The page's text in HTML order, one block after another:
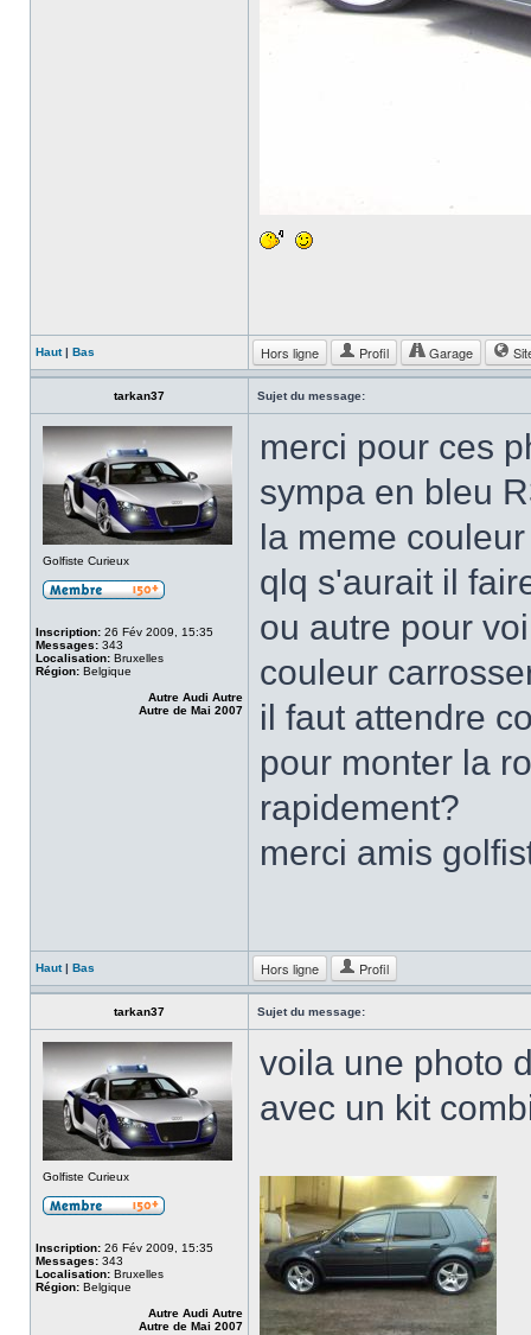
Haut| Bas Hors ligne Profil Garage
tarkan37 Sujet du message:
Golfiste Curieux
Inscription: 26 Fév 2009, 15:35
Messages: 343
Localisation: Bruxelles
Région: Belgique
Autre Audi Autre
Autre de Mai 2007
merci pour ces
sympa en bleu
la meme
qlq s'aurait il
ou autre pour
couleur
il faut attendre
pour monter la
rapidement?
merci amis
Haut| Bas Hors ligne Profil
tarkan37 Sujet du message:
Golfiste Curieux
Inscription: 26 Fév 2009, 15:35
Messages: 343
Localisation: Bruxelles
Région: Belgique
Autre Audi Autre
Autre de Mai 2007
voila une photo
avec un kit